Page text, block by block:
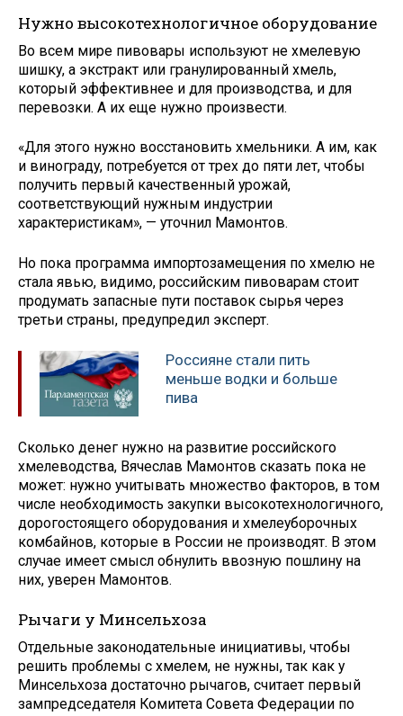
Нужно высокотехнологичное оборудование
Во всем мире пивовары используют не хмелевую
шишку, а экстракт или гранулированный хмель,
который эффективнее и для производства, и для
перевозки. А их еще нужно произвести.
«Для этого нужно восстановить хмельники. А им, как
и винограду, потребуется от трех до пяти лет, чтобы
получить первый качественный урожай,
соответствующий нужным индустрии
характеристикам», — уточнил Мамонтов.
Но пока программа импортозамещения по хмелю не
стала явью, видимо, российским пивоварам стоит
продумать запасные пути поставок сырья через
третьи страны, предупредил эксперт.
Россияне стали пить
меньше водки и больше
пива
Сколько денег нужно на развитие российского
хмелеводства, Вячеслав Мамонтов сказать пока не
может: нужно учитывать множество факторов, в том
числе необходимость закупки высокотехнологичного,
дорогостоящего оборудования и хмелеуборочных
комбайнов, которые в России не производят. В этом
случае имеет смысл обнулить ввозную пошлину на
них, уверен Мамонтов.
Рычаги у Минсельхоза
Отдельные законодательные инициативы, чтобы
решить проблемы с хмелем, не нужны, так как у
Минсельхоза достаточно рычагов, считает первый
зампредседателя Комитета Совета Федерации по